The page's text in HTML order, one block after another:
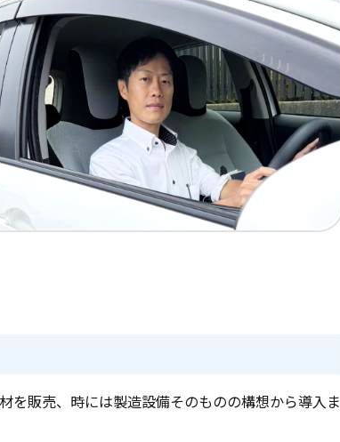
を販売、時には製造設備そのものの構想から導入ま